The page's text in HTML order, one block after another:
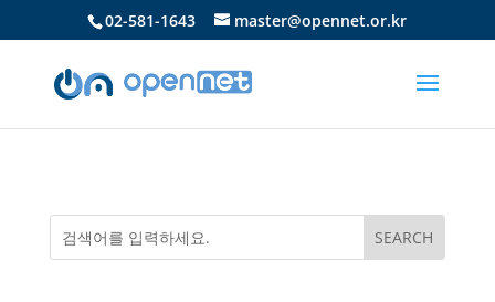
02-581-1643 master@opennet.or.kr